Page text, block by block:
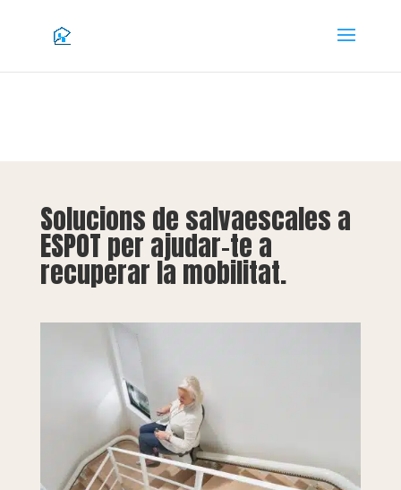
Solucions de salvaescales a
ESPOT per ajudar-te a
recuperar la mobilitat.